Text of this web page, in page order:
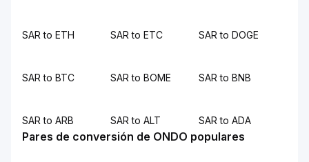
SAR to ETH SAR to ETC SAR to DOGE
SAR to BTC SAR to BOME SAR to BNB
SAR to ARB SAR to ALT SAR to ADA
Pares de conversión de ONDO populares